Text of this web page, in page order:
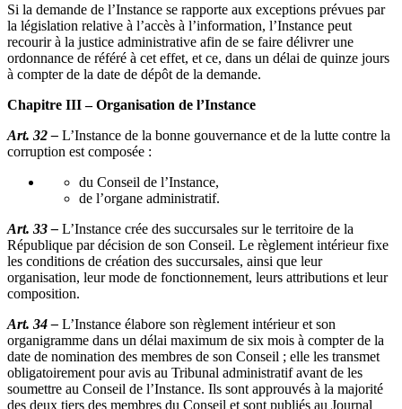
Si la demande de l’Instance se rapporte aux exceptions prévues par
la législation relative à l’accès à l’information, l’Instance peut
recourir à la justice administrative afin de se faire délivrer une
ordonnance de référé à cet effet, et ce, dans un délai de quinze jours
à compter de la date de dépôt de la demande.
Chapitre III – Organisation de l’Instance
Art. 32 – L’Instance de la bonne gouvernance et de la lutte contre la
corruption est composée :
du Conseil de l’Instance,
de l’organe administratif.
Art. 33 – L’Instance crée des succursales sur le territoire de la
République par décision de son Conseil. Le règlement intérieur fixe
les conditions de création des succursales, ainsi que leur
organisation, leur mode de fonctionnement, leurs attributions et leur
composition.
Art. 34 – L’Instance élabore son règlement intérieur et son
organigramme dans un délai maximum de six mois à compter de la
date de nomination des membres de son Conseil ; elle les transmet
obligatoirement pour avis au Tribunal administratif avant de les
soumettre au Conseil de l’Instance. Ils sont approuvés à la majorité
des deux tiers des membres du Conseil et sont publiés au Journal